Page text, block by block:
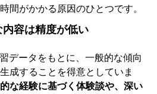
間がかかる原因のひとつです。
容は精度が低い
データをもとに、一般的な傾向
成することを得意としていま
な経験に基づく体験談や、深い